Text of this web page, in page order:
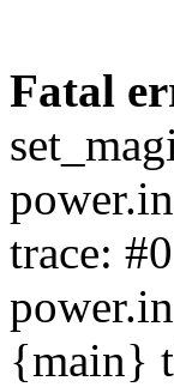
Fatal
trace:
{main}